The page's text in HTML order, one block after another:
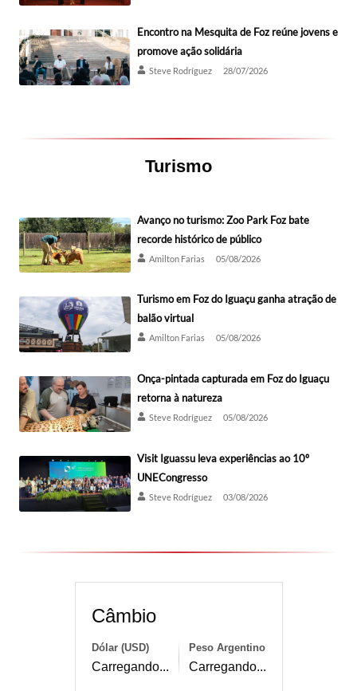
Encontro na Mesquita de Foz reúne jovens e
promove ação solidária
Steve Rodríguez 28/07/2026
Turismo
Avanço no turismo: Zoo Park Foz bate
recorde histórico de público
Amilton Farias 05/08/2026
Turismo em Foz do Iguaçu ganha atração de
balão virtual
Amilton Farias 05/08/2026
Onça-pintada capturada em Foz do Iguaçu
retorna à natureza
Steve Rodríguez 05/08/2026
Visit Iguassu leva experiências ao 10º
UNECongresso
Steve Rodríguez 03/08/2026
Câmbio
Dólar (USD)
Carregando...
Peso Argentino
Carregando...